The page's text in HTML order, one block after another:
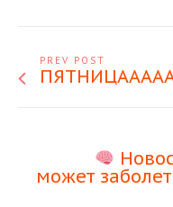
PREV POST
может